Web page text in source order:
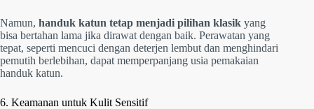
Namun, handuk katun tetap menjadi pilihan klasik yang
bisa bertahan lama jika dirawat dengan baik. Perawatan yang
tepat, seperti mencuci dengan deterjen lembut dan menghindari
pemutih berlebihan, dapat memperpanjang usia pemakaian
handuk katun.
6. Keamanan untuk Kulit Sensitif